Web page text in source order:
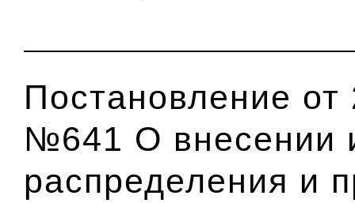
Постановление от
№641 О внесении
распределения и